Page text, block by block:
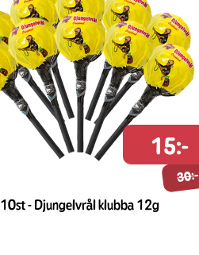
10st - Djungelvrål klubba 12g
30:-
15:-